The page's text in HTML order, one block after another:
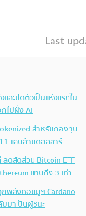
ละปิดตัวเป็นแห่งแรกใน
ไปฝั่ง AI
สำหรับกองทุน
แสนล้านดอลลาร์
ดสัดส่วน Bitcoin ETF
แทนถึง 3 เท่า
กพลังคอมมูฯ Cardano
มาเป็นผู้ชนะ